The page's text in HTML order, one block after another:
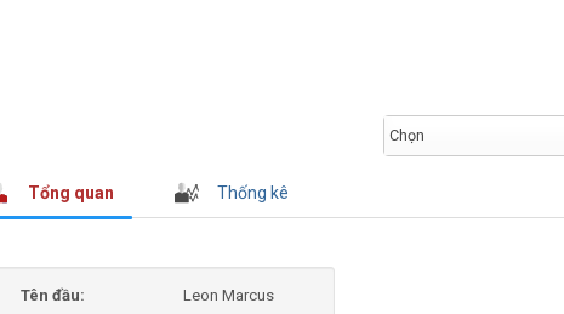
Chọn
Tổng quan Thống kê
Tên đầu:
Leon Marcus